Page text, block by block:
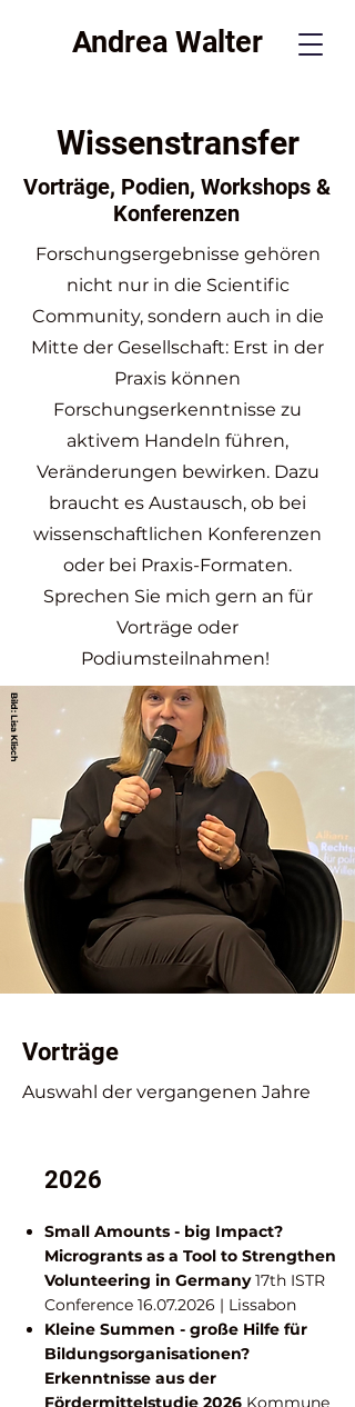
Andrea Walter
Wissenstransfer
Vorträge, Podien, Workshops &
Konferenzen
Forschungsergebnisse gehören
nicht nur in die Scientific
Community, sondern auch in die
Mitte der Gesellschaft: Erst in der
Praxis können
Forschungserkenntnisse zu
aktivem Handeln führen,
Veränderungen bewirken. Dazu
braucht es Austausch, ob bei
wissenschaftlichen Konferenzen
oder bei Praxis-Formaten.
Sprechen Sie mich gern an für
Vorträge oder
Podiumsteilnahmen!
Bild: Lisa Klisch
Vorträge
Auswahl der vergangenen Jahre
2026
Small Amounts - big Impact?
Microgrants as a Tool to Strengthen
Volunteering in Germany17th ISTR
Conference 16.07.2026 | Lissabon
Kleine Summen - große Hilfe für
Bildungsorganisationen?
Erkenntnisse aus der
Fördermittelstudie 2026 Kommune